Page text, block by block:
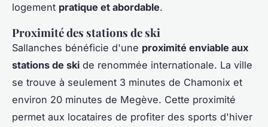
logement pratique et abordable.
Proximité des stations de ski
Sallanches bénéficie d'une proximité enviable aux
stations de ski de renommée internationale. La ville
se trouve à seulement 3 minutes de Chamonix et
environ 20 minutes de Megève. Cette proximité
permet aux locataires de profiter des sports d'hiver